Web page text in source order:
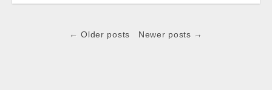
← Older posts Newer posts →